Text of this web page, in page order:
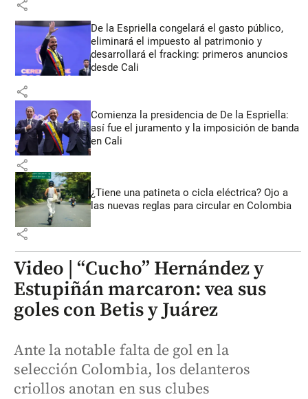
share
De la Espriella congelará el gasto público,
eliminará el impuesto al patrimonio y
desarrollará el fracking: primeros anuncios
desde Cali
share
Comienza la presidencia de De la Espriella:
así fue el juramento y la imposición de banda
en Cali
share
¿Tiene una patineta o cicla eléctrica? Ojo a
las nuevas reglas para circular en Colombia
share
Video | “Cucho” Hernández y
Estupiñán marcaron: vea sus
goles con Betis y Juárez
Ante la notable falta de gol en la
selección Colombia, los delanteros
criollos anotan en sus clubes